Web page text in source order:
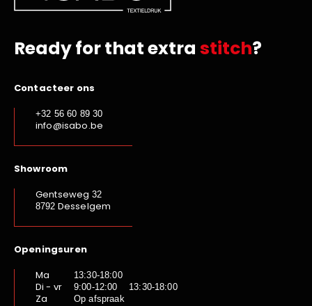
Ready for that extra stitch?
Contacteer ons
+32 56 60 89 30
info@isabo.be
Showroom
Gentseweg 32
8792 Desselgem
Openingsuren
Ma
13:30-18:00
Di - vr 9:00-12:00 13:30-18:00
Za Op afspraak